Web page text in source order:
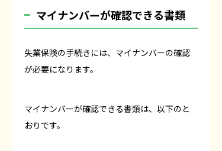
マイナンバーが確認できる書類
失業保険の手続きには、マイナンバーの確認
が必要になります。
マイナンバーが確認できる書類は、以下のと
おりです。